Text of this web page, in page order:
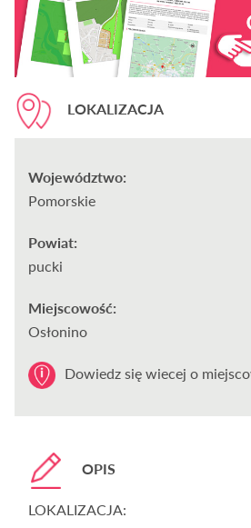
LOKALIZACJA
Województwo:
Pomorskie
Powiat:
pucki
Miejscowość:
Osłonino
Dowiedz się wiecej o
OPIS
LOKALIZACJA: